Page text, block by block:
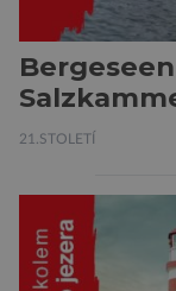
21.STOLETÍ